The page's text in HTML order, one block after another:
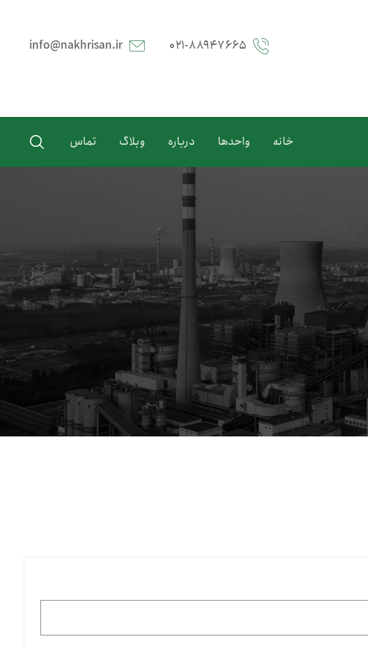
info@nakhrisan.ir ۰۲۱-۸۸۹۴۷۶۶۵
خانه واحدها درباره وبلاگ تماس